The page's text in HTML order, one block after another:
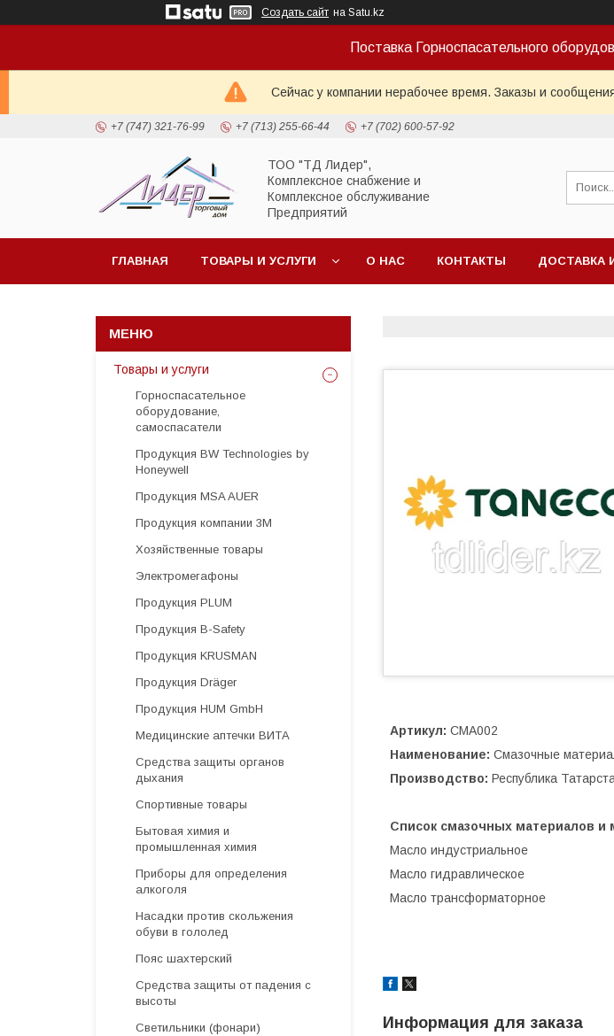
Создать сайт на Satu.kz
Поставка Горноспасательного
Сейчас у компании нерабочее время. Заказы и
+7 (747) 321-76-99 +7 (713) 255-66-44 +7 (702) 600-57-92
ТОО "ТД Лидер",
Комплексное снабжение и
Комплексное обслуживание
Предприятий
ГЛАВНАЯ ТОВАРЫ И УСЛУГИ О НАС КОНТАКТЫ ДОСТАВКА
Артикул: СМА002
Наименование: Смазочные
Производство: Республика
Список смазочных материалов и
Масло индустриальное
Масло гидравлическое
Масло трансформаторное
Информация для заказа
Товары и услуги
Горноспасательное
оборудование,
самоспасатели
Продукция BW Technologies by
Honeywell
Продукция MSA AUER
Продукция компании 3М
Хозяйственные товары
Электромегафоны
Продукция PLUM
Продукция B-Safety
Продукция KRUSMAN
Продукция Dräger
Продукция HUM GmbH
Медицинские аптечки ВИТА
Средства защиты органов
дыхания
Спортивные товары
Бытовая химия и
промышленная химия
Приборы для определения
алкоголя
Насадки против скольжения
обуви в гололед
Пояс шахтерский
Средства защиты от падения с
высоты
Светильники (фонари)